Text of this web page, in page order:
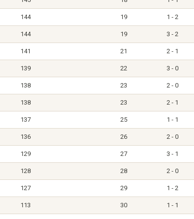
144 19 1 - 2
144 19 3 - 2
141 21 2 - 1
139 22 3 - 0
138 23 2 - 0
138 23 2 - 1
137 25 1 - 1
136 26 2 - 0
129 27 3 - 1
128 28 2 - 0
127 29 1 - 2
113 30 1 - 1